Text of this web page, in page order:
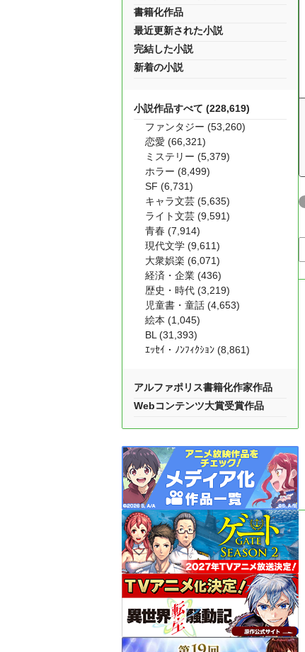
書籍化作品
最近更新された小説
完結した小説
新着の小説
小説作品すべて (228,619)
ファンタジー (53,260)
恋愛 (66,321)
ミステリー (5,379)
ホラー (8,499)
SF (6,731)
キャラ文芸 (5,635)
ライト文芸 (9,591)
青春 (7,914)
現代文学 (9,611)
大衆娯楽 (6,071)
経済・企業 (436)
歴史・時代 (3,219)
児童書・童話 (4,653)
絵本 (1,045)
BL (31,393)
ｴｯｾｲ・ﾉﾝﾌｨｸｼｮﾝ (8,861)
アルファポリス書籍化作家作品
Webコンテンツ大賞受賞作品